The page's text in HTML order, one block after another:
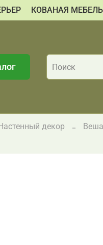
КОВАНАЯ МЕБЕЛЬ
Настенный декор